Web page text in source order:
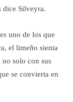
dice Silveyra.
uno de los que
el limeño sienta
no solo con sus
se convierta en